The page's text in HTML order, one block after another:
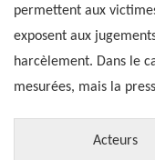
permettent aux
exposent aux
harcèlement. Dans le
mesurées, mais la
Acteurs